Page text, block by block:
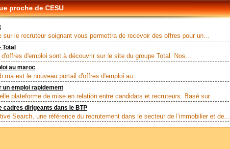
proche de CESU
sur le recruteur soignant vous permettra de recevoir des offres pour un...
d'emploi sont à découvrir sur le site du groupe Total. Nos...
au maroc
est le nouveau portail d'offres d'emploi au...
un emploi rapidement
plateforme de mise en relation entre candidats et recruteurs. Basé sur...
cadres dirigeants dans le BTP
Search, une référence du recrutement dans le secteur de l’immobilier et de...